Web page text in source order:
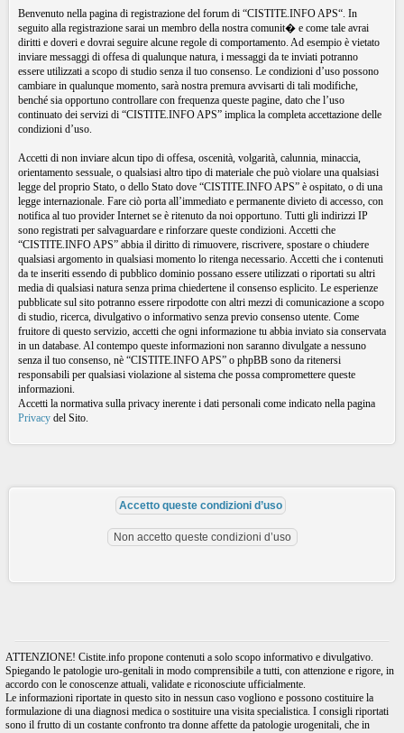
Benvenuto nella pagina di registrazione del forum di “CISTITE.INFO APS“. In
seguito alla registrazione sarai un membro della nostra comunit� e come tale avrai
diritti e doveri e dovrai seguire alcune regole di comportamento. Ad esempio è vietato
inviare messaggi di offesa di qualunque natura, i messaggi da te inviati potranno
essere utilizzati a scopo di studio senza il tuo consenso. Le condizioni d’uso possono
cambiare in qualunque momento, sarà nostra premura avvisarti di tali modifiche,
benché sia opportuno controllare con frequenza queste pagine, dato che l’uso
continuato dei servizi di “CISTITE.INFO APS” implica la completa accettazione delle
condizioni d’uso.
Accetti di non inviare alcun tipo di offesa, oscenità, volgarità, calunnia, minaccia,
orientamento sessuale, o qualsiasi altro tipo di materiale che può violare una qualsiasi
legge del proprio Stato, o dello Stato dove “CISTITE.INFO APS” è ospitato, o di una
legge internazionale. Fare ciò porta all’immediato e permanente divieto di accesso, con
notifica al tuo provider Internet se è ritenuto da noi opportuno. Tutti gli indirizzi IP
sono registrati per salvaguardare e rinforzare queste condizioni. Accetti che
“CISTITE.INFO APS” abbia il diritto di rimuovere, riscrivere, spostare o chiudere
qualsiasi argomento in qualsiasi momento lo ritenga necessario. Accetti che i contenuti
da te inseriti essendo di pubblico dominio possano essere utilizzati o riportati su altri
media di qualsiasi natura senza prima chiedertene il consenso esplicito. Le esperienze
pubblicate sul sito potranno essere rirpodotte con altri mezzi di comunicazione a scopo
di studio, ricerca, divulgativo o informativo senza previo consenso utente. Come
fruitore di questo servizio, accetti che ogni informazione tu abbia inviato sia conservata
in un database. Al contempo queste informazioni non saranno divulgate a nessuno
senza il tuo consenso, nè “CISTITE.INFO APS” o phpBB sono da ritenersi
responsabili per qualsiasi violazione al sistema che possa compromettere queste
informazioni.
Accetti la normativa sulla privacy inerente i dati personali come indicato nella pagina
Privacy del Sito.
ATTENZIONE! Cistite.info propone contenuti a solo scopo informativo e divulgativo.
Spiegando le patologie uro-genitali in modo comprensibile a tutti, con attenzione e rigore, in
accordo con le conoscenze attuali, validate e riconosciute ufficialmente.
Le informazioni riportate in questo sito in nessun caso vogliono e possono costituire la
formulazione di una diagnosi medica o sostituire una visita specialistica. I consigli riportati
sono il frutto di un costante confronto tra donne affette da patologie urogenitali, che in